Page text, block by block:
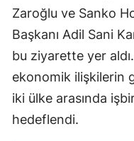
Zaroğlu ve Sanko
Başkanı Adil Sani
bu ziyarette yer
ekonomik ilişkilerin
iki ülke arasında
hedeflendi.